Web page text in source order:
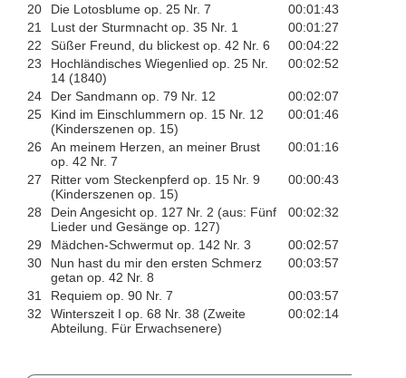
20
Die Lotosblume op. 25 Nr. 7
00:01:43
21
Lust der Sturmnacht op. 35 Nr. 1
00:01:27
22
Süßer Freund, du blickest op. 42 Nr. 6
00:04:22
23
Hochländisches Wiegenlied op. 25 Nr.
14 (1840)
00:02:52
24 Der Sandmann op. 79 Nr. 12
00:02:07
25
Kind im Einschlummern op. 15 Nr. 12
(Kinderszenen op. 15)
00:01:46
26
An meinem Herzen, an meiner Brust
op. 42 Nr. 7
00:01:16
27
Ritter vom Steckenpferd op. 15 Nr. 9
(Kinderszenen op. 15)
00:00:43
28
Dein Angesicht op. 127 Nr. 2 (aus: Fünf
Lieder und Gesänge op. 127)
00:02:32
29 Mädchen-Schwermut op. 142 Nr. 3
00:02:57
30
Nun hast du mir den ersten Schmerz
getan op. 42 Nr. 8
00:03:57
31 Requiem op. 90 Nr. 7
00:03:57
32
Winterszeit I op. 68 Nr. 38 (Zweite
Abteilung. Für Erwachsenere)
00:02:14